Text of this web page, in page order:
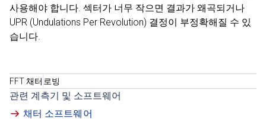
사용해야 합니다. 섹터가 너무 작으면 결과가 왜곡되거나
UPR (Undulations Per Revolution) 결정이 부정확해질 수 있
습니다.
FFT 채터 로빙
관련 계측기 및 소프트웨어
채터 소프트웨어